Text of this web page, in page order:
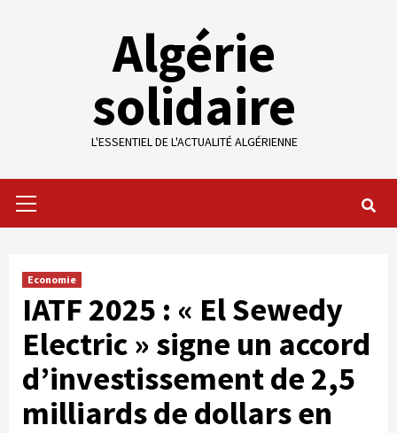
Algérie
solidaire
L'ESSENTIEL DE L'ACTUALITÉ ALGÉRIENNE
Menu
Economie
IATF 2025 : « El Sewedy
Electric » signe un accord
d’investissement de 2,5
milliards de dollars en